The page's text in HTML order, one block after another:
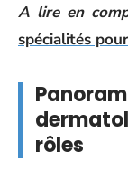
A lire en
spécialités
rôles